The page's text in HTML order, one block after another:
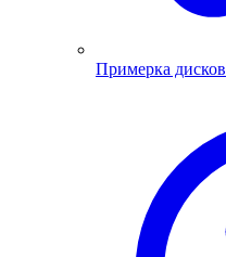
Примерка дисков